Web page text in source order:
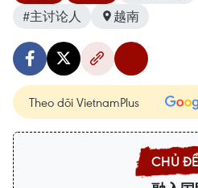
#主讨论人
越南
Theo dõi VietnamPlus